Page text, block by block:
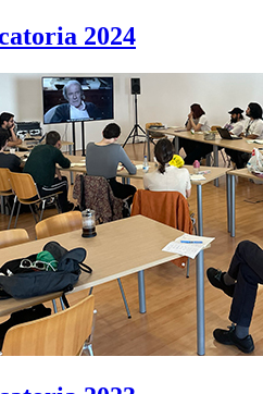
2024